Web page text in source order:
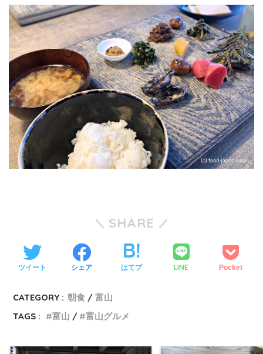
SHARE
ツイート シェア はてブ LINE Pocket
CATEGORY : 朝食
富山
TAGS :
富山 富山グルメ